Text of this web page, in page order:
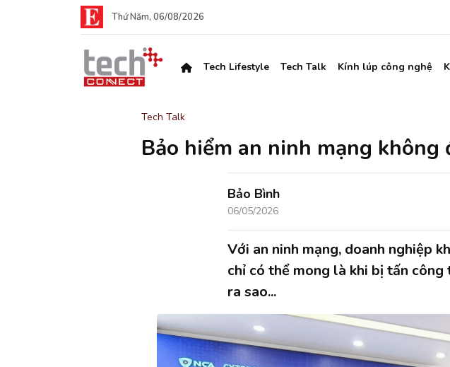
Thứ Năm, 06/08/2026
Tech Lifestyle Tech Talk Kính lúp công nghệ
Tech Talk
Bảo hiểm an ninh mạng
Bảo Bình
06/05/2026
Với an ninh mạng, doanh nghiệp
chỉ có thể mong là khi bị tấn
ra sao...